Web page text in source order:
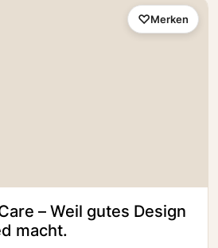
– Weil gutes Design
macht.
Merken